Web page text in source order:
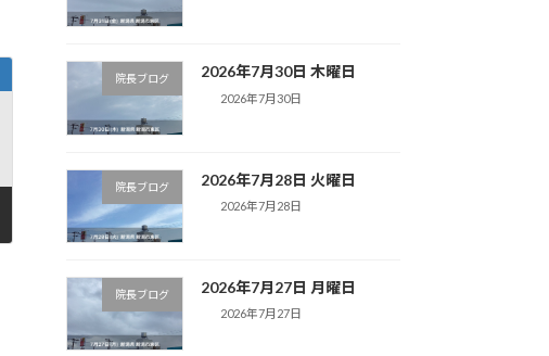
院長ブログ 2026年7月30日 木曜日
2026年7月30日
院長ブログ 2026年7月28日 火曜日
2026年7月28日
院長ブログ 2026年7月27日 月曜日
2026年7月27日